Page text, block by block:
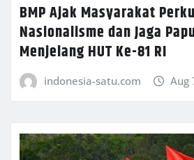
BMP Ajak Masyarakat
Nasionalisme dan Jaga
Menjelang HUT Ke-81 RI
indonesia-satu.com Aug